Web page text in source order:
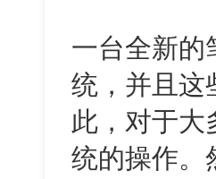
一台全新的
统，并且这
此，对于大
统的操作。